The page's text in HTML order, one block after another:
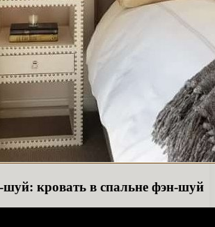
кровать в спальне фэн-шуй